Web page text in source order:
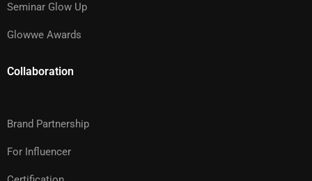
Seminar Glow Up
Glowwe Awards
Collaboration
Brand Partnership
For Influencer